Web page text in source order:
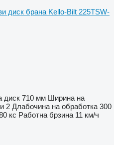
диск брана Kello-Bilt 225TSW-
диск 710 мм Ширина на
2 Длабочина на обработка 300
кс Работна брзина 11 км/ч